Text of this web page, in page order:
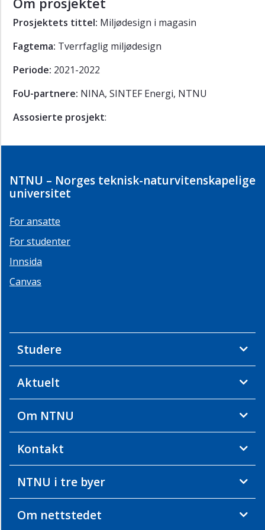
Prosjektets tittel: Miljødesign i magasin
Fagtema: Tverrfaglig miljødesign
Periode: 2021-2022
FoU-partnere: NINA, SINTEF Energi, NTNU
Assosierte prosjekt:
NTNU – Norges teknisk-naturvitenskapelige
universitet
For ansatte
For studenter
Innsida
Canvas
Studere
Aktuelt
Om NTNU
Kontakt
NTNU i tre byer
Om nettstedet